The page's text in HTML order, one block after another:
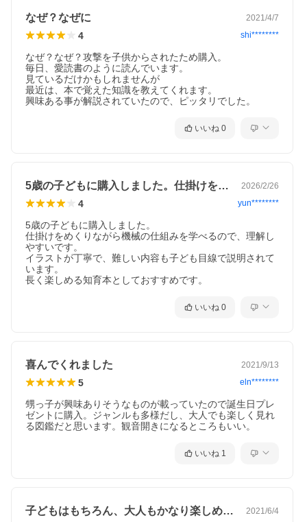
なぜ？なぜに 2021/4/7
4 shi********
なぜ？なぜ？攻撃を子供からされたため購入。
毎日、愛読書のように読んでいます。
見ているだけかもしれませんが
最近は、本で覚えた知識を教えてくれます。
興味ある事が解説されていたので、ピッタリでした。
いいね 0
5歳の子どもに購入しました。仕掛けをめ… 2026/2/26
4 yun********
5歳の子どもに購入しました。
仕掛けをめくりながら機械の仕組みを学べるので、理解し
やすいです。
イラストが丁寧で、難しい内容も子ども目線で説明されて
います。
いいね 0
喜んでくれました 2021/9/13
5 eln********
甥っ子が興味ありそうなものが載っていたので誕生日プレ
ゼントに購入。ジャンルも多様だし、大人でも楽しく見れ
る図鑑だと思います。観音開きになるところもいい。
いいね 1
子どもはもちろん、大人もかなり楽しめま… 2021/6/4